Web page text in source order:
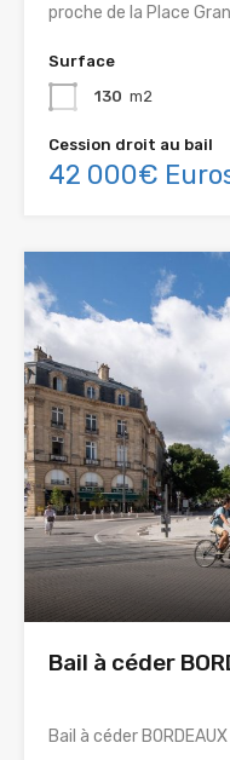
proche de la Place
Surface
130 m2
Cession droit au bail
42 000€
Bail à céder
Bail à céder